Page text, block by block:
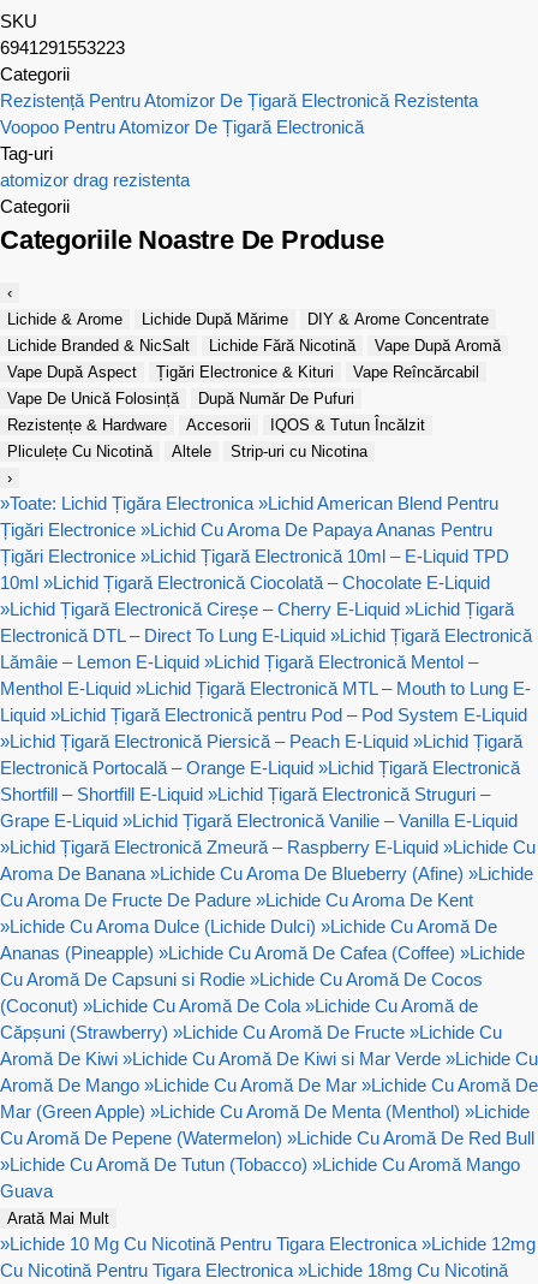
SKU
6941291553223
Categorii
Rezistență Pentru Atomizor De Țigară Electronică Rezistenta
Voopoo Pentru Atomizor De Țigară Electronică
Tag-uri
atomizor drag rezistenta
Categorii
Categoriile Noastre De Produse
‹
Lichide & Arome
Lichide După Mărime
DIY & Arome Concentrate
Lichide Branded & NicSalt
Lichide Fără Nicotină
Vape După Aromă
Vape După Aspect
Țigări Electronice & Kituri
Vape Reîncărcabil
Vape De Unică Folosință
După Număr De Pufuri
Rezistențe & Hardware
Accesorii
IQOS & Tutun Încălzit
Pliculețe Cu Nicotină
Altele
Strip-uri cu Nicotina
›
»Toate: Lichid Țigăra Electronica »Lichid American Blend Pentru
Țigări Electronice »Lichid Cu Aroma De Papaya Ananas Pentru
Țigări Electronice »Lichid Țigară Electronică 10ml – E-Liquid TPD
10ml »Lichid Țigară Electronică Ciocolată – Chocolate E-Liquid
»Lichid Țigară Electronică Cireșe – Cherry E-Liquid »Lichid Țigară
Electronică DTL – Direct To Lung E-Liquid »Lichid Țigară Electronică
Lămâie – Lemon E-Liquid »Lichid Țigară Electronică Mentol –
Menthol E-Liquid »Lichid Țigară Electronică MTL – Mouth to Lung E-
Liquid »Lichid Țigară Electronică pentru Pod – Pod System E-Liquid
»Lichid Țigară Electronică Piersică – Peach E-Liquid »Lichid Țigară
Electronică Portocală – Orange E-Liquid »Lichid Țigară Electronică
Shortfill – Shortfill E-Liquid »Lichid Țigară Electronică Struguri –
Grape E-Liquid »Lichid Țigară Electronică Vanilie – Vanilla E-Liquid
»Lichid Țigară Electronică Zmeură – Raspberry E-Liquid »Lichide Cu
Aroma De Banana »Lichide Cu Aroma De Blueberry (Afine) »Lichide
Cu Aroma De Fructe De Padure »Lichide Cu Aroma De Kent
»Lichide Cu Aroma Dulce (Lichide Dulci) »Lichide Cu Aromă De
Ananas (Pineapple) »Lichide Cu Aromă De Cafea (Coffee) »Lichide
Cu Aromă De Capsuni si Rodie »Lichide Cu Aromă De Cocos
(Coconut) »Lichide Cu Aromă De Cola »Lichide Cu Aromă de
Căpșuni (Strawberry) »Lichide Cu Aromă De Fructe »Lichide Cu
Aromă De Kiwi »Lichide Cu Aromă De Kiwi si Mar Verde »Lichide Cu
Aromă De Mango »Lichide Cu Aromă De Mar »Lichide Cu Aromă De
Mar (Green Apple) »Lichide Cu Aromă De Menta (Menthol) »Lichide
Cu Aromă De Pepene (Watermelon) »Lichide Cu Aromă De Red Bull
»Lichide Cu Aromă De Tutun (Tobacco) »Lichide Cu Aromă Mango
Guava
Arată Mai Mult
»Lichide 10 Mg Cu Nicotină Pentru Tigara Electronica »Lichide 12mg
Cu Nicotină Pentru Tigara Electronica »Lichide 18mg Cu Nicotină